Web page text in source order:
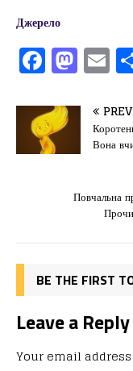
Джерело
F
a
c
e
b
M
a
st
o
d
o
n
E
l
Вона
Повчальна
BE THE FIRST
Leave a Reply
Your email